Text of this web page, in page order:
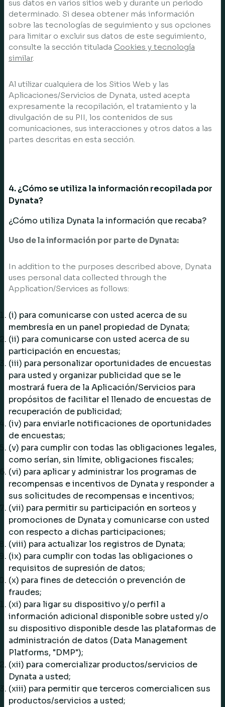
sus datos en varios sitios web y durante un periodo
determinado. Si desea obtener más información
sobre las tecnologías de seguimiento y sus opciones
para limitar o excluir sus datos de este seguimiento,
consulte la sección titulada Cookies y tecnología
similar.
Al utilizar cualquiera de los Sitios Web y las
Aplicaciones/Servicios de Dynata, usted acepta
expresamente la recopilación, el tratamiento y la
divulgación de su PII, los contenidos de sus
comunicaciones, sus interacciones y otros datos a las
partes descritas en esta sección.
4. ¿Cómo se utiliza la información recopilada por
Dynata?
¿Cómo utiliza Dynata la información que recaba?
Uso de la información por parte de Dynata:
In addition to the purposes described above, Dynata
uses personal data collected through the
Application/Services as follows:
(i) para comunicarse con usted acerca de su
membresía en un panel propiedad de Dynata;
(ii) para comunicarse con usted acerca de su
participación en encuestas;
(iii) para personalizar oportunidades de encuestas
para usted y organizar publicidad que se le
mostrará fuera de la Aplicación/Servicios para
propósitos de facilitar el llenado de encuestas de
recuperación de publicidad;
(iv) para enviarle notificaciones de oportunidades
de encuestas;
(v) para cumplir con todas las obligaciones legales,
como serían, sin límite, obligaciones fiscales;
(vi) para aplicar y administrar los programas de
recompensas e incentivos de Dynata y responder a
sus solicitudes de recompensas e incentivos;
(vii) para permitir su participación en sorteos y
promociones de Dynata y comunicarse con usted
con respecto a dichas participaciones;
(viii) para actualizar los registros de Dynata;
(ix) para cumplir con todas las obligaciones o
requisitos de supresión de datos;
(x) para fines de detección o prevención de
fraudes;
(xi) para ligar su dispositivo y/o perfil a
información adicional disponible sobre usted y/o
su dispositivo disponible desde las plataformas de
administración de datos (Data Management
Platforms, "DMP");
(xii) para comercializar productos/servicios de
Dynata a usted;
(xiii) para permitir que terceros comercialicen sus
productos/servicios a usted;